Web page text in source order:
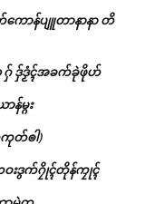
ောန်ပျူတာနာနာ တိ
ဂှ် ဒှ်ဒၟံၚ်အခက်ခုဲဖိုဟ်
မ္ဂး
တ်ၜါ)
းဒွက်ဂၠိုၚ်တိုန်ကၠုၚ်